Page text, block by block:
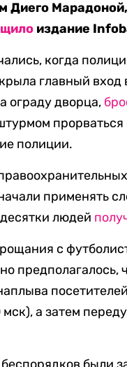
Диего
издание
когда
главный вход
ограду дворца,
полиции.
применять
людей
с
предполагалось,
мск), а затем